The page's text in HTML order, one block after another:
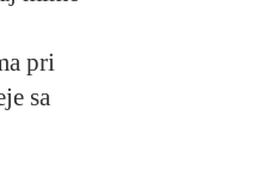
pri
sa